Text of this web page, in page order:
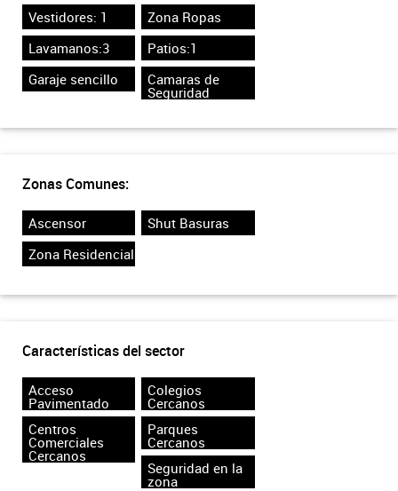
Vestidores: 1
Zona Ropas
Lavamanos:3
Patios:1
Garaje sencillo
Camaras de
Seguridad
Zonas Comunes:
Ascensor
Shut Basuras
Zona Residencial
Características del sector
Acceso
Pavimentado
Colegios
Cercanos
Centros
Comerciales
Cercanos
Parques
Cercanos
Seguridad en la
zona